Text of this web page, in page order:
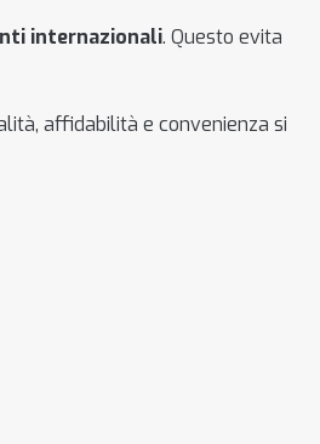
internazionali. Questo evita
affidabilità e convenienza si